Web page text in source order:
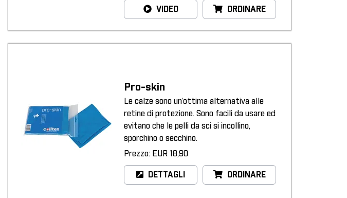
VIDEO ORDINARE
Pro-skin
Le calze sono un’ottima alternativa alle
retine di protezione. Sono facili da usare ed
evitano che le pelli da sci si incollino,
sporchino o secchino.
Prezzo: EUR 18,90
DETTAGLI ORDINARE